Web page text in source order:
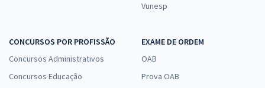
Vunesp
CONCURSOS POR PROFISSÃO
Concursos Administrativos
Concursos Educação
EXAME DE ORDEM
OAB
Prova OAB